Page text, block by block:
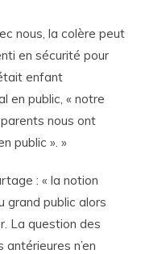
nous, la colère peut
en sécurité pour
enfant
en public, « notre
nous ont
public ». »
: « la notion
grand public alors
La question des
n’en